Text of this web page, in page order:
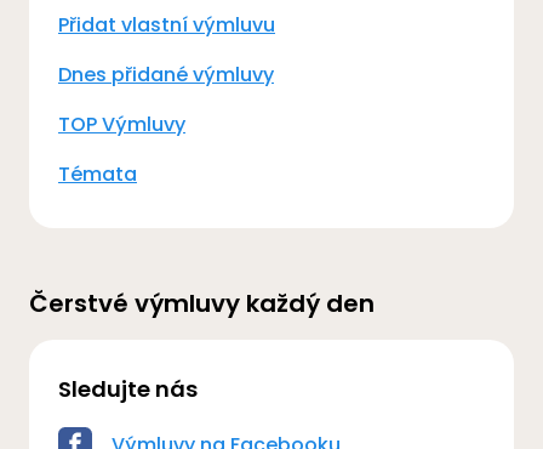
Přidat vlastní výmluvu
Dnes přidané výmluvy
TOP Výmluvy
Témata
Čerstvé výmluvy každý den
Sledujte nás